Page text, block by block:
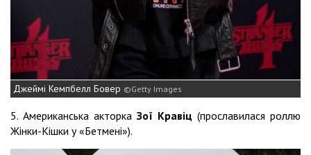
Джеймі Кемпбелл Бовер Getty Images
5. Американська акторка Зої Кравіц (прославилася роллю
Жінки-Кішки у «Бетмені»).